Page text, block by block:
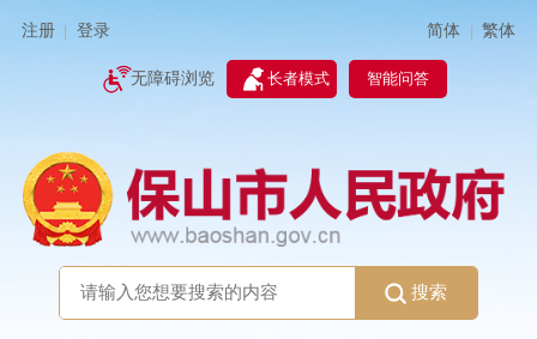
注册 登录 简体 | 繁体
无障碍浏览 长者模式 智能问答
搜索